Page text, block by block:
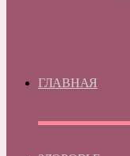
ГЛАВНАЯ